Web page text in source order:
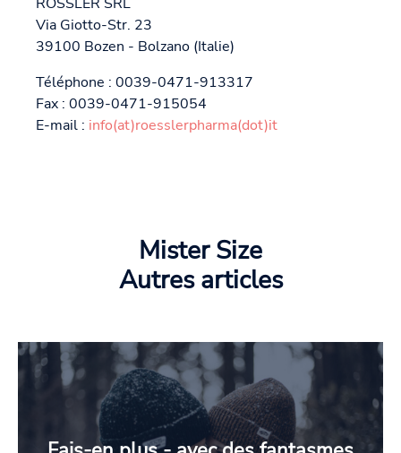
Via Giotto-Str. 23
39100 Bozen - Bolzano (Italie)
Téléphone : 0039-0471-913317
Fax : 0039-0471-915054
E-mail : info(at)roesslerpharma(dot)it
Mister Size
Autres articles